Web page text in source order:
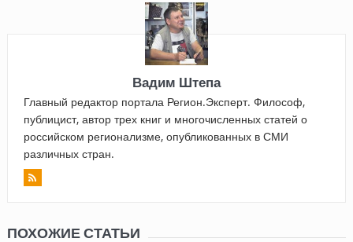
Вадим Штепа
Главный редактор портала Регион.Эксперт. Философ,
публицист, автор трех книг и многочисленных статей о
российском регионализме, опубликованных в СМИ
различных стран.
ПОХОЖИЕ СТАТЬИ